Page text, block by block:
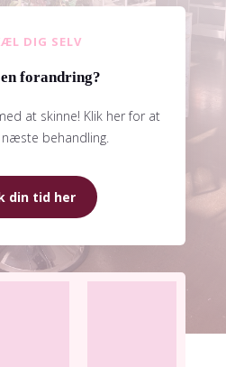
DIG SELV
forandring?
at skinne! Klik her for at
behandling.
din tid her